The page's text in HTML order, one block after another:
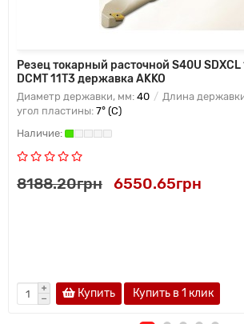
Резец токарный расточной S40U
DCMT 11T3 державка AKKO
Диаметр державки, мм: 40 Длина
угол пластины: 7° (C)
8188.20грн 6550.65грн
Купить Купить в 1 клик